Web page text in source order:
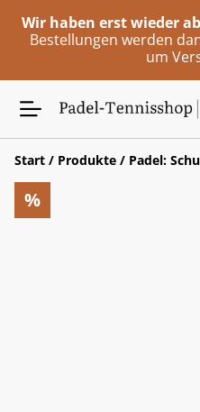
Wir haben erst wieder
Bestellungen werden
um
Start / Produkte / Padel:
%